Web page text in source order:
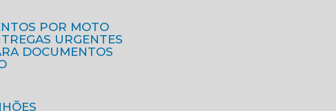
POR MOTO
URGENTES
DOCUMENTOS